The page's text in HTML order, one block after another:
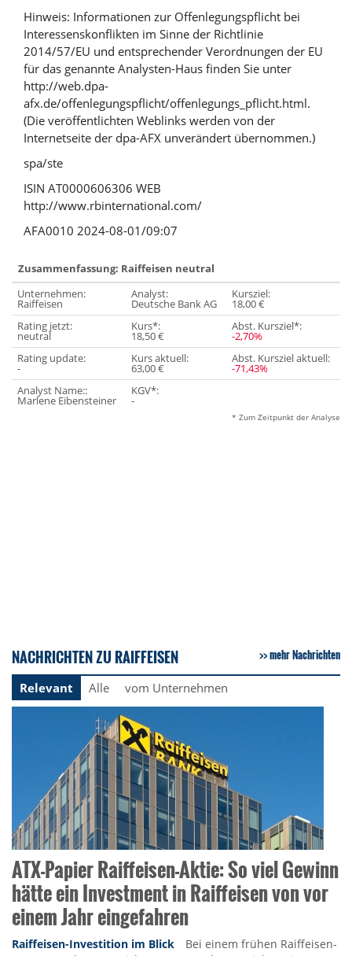
Hinweis: Informationen zur Offenlegungspflicht bei
Interessenskonflikten im Sinne der Richtlinie
2014/57/EU und entsprechender Verordnungen der EU
für das genannte Analysten-Haus finden Sie unter
http://web.dpa-
afx.de/offenlegungspflicht/offenlegungs_pflicht.html.
(Die veröffentlichten Weblinks werden von der
Internetseite der dpa-AFX unverändert übernommen.)
spa/ste
ISIN AT0000606306 WEB
http://www.rbinternational.com/
AFA0010 2024-08-01/09:07
Zusammenfassung: Raiffeisen neutral
Unternehmen:
Raiffeisen
Analyst:
Deutsche Bank AG
Kursziel:
18,00 €
Rating jetzt:
neutral
Kurs*:
18,50 €
Abst. Kursziel*:
-2,70%
Rating update:
-
Kurs aktuell:
63,00 €
Abst. Kursziel aktuell:
-71,43%
Analyst Name::
Marlene Eibensteiner
KGV*:
-
* Zum Zeitpunkt der Analyse
NACHRICHTEN ZU RAIFFEISEN mehr Nachrichten
Relevant Alle vom Unternehmen
ATX-Papier Raiffeisen-Aktie: So viel Gewinn
hätte ein Investment in Raiffeisen von vor
einem Jahr eingefahren
Raiffeisen-Investition im Blick
Bei einem frühen Raiffeisen-